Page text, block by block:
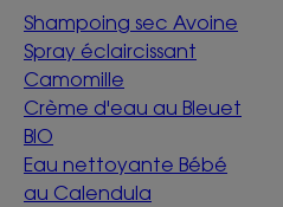
Shampoing sec Avoine
Spray éclaircissant
Camomille
Crème d'eau au Bleuet
BIO
Eau nettoyante Bébé
au Calendula